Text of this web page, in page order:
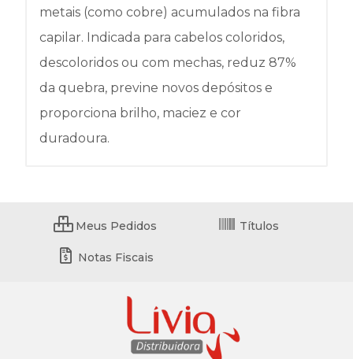
metais (como cobre) acumulados na fibra
capilar. Indicada para cabelos coloridos,
descoloridos ou com mechas, reduz 87%
da quebra, previne novos depósitos e
proporciona brilho, maciez e cor
duradoura.
Meus Pedidos Títulos
Notas Fiscais